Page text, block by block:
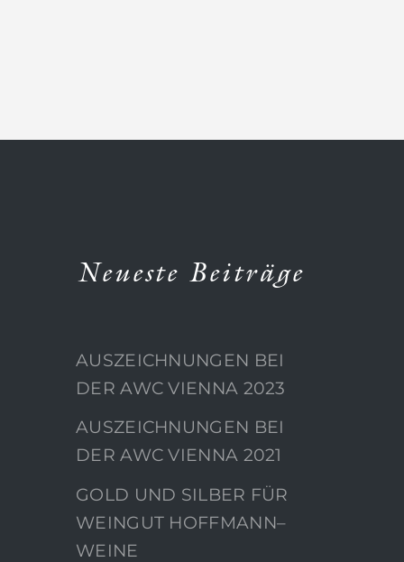
Neueste Beiträge
AUSZEICHNUNGEN BEI
DER AWC VIENNA 2023
AUSZEICHNUNGEN BEI
DER AWC VIENNA 2021
GOLD UND SILBER FÜR
WEINGUT HOFFMANN–
WEINE